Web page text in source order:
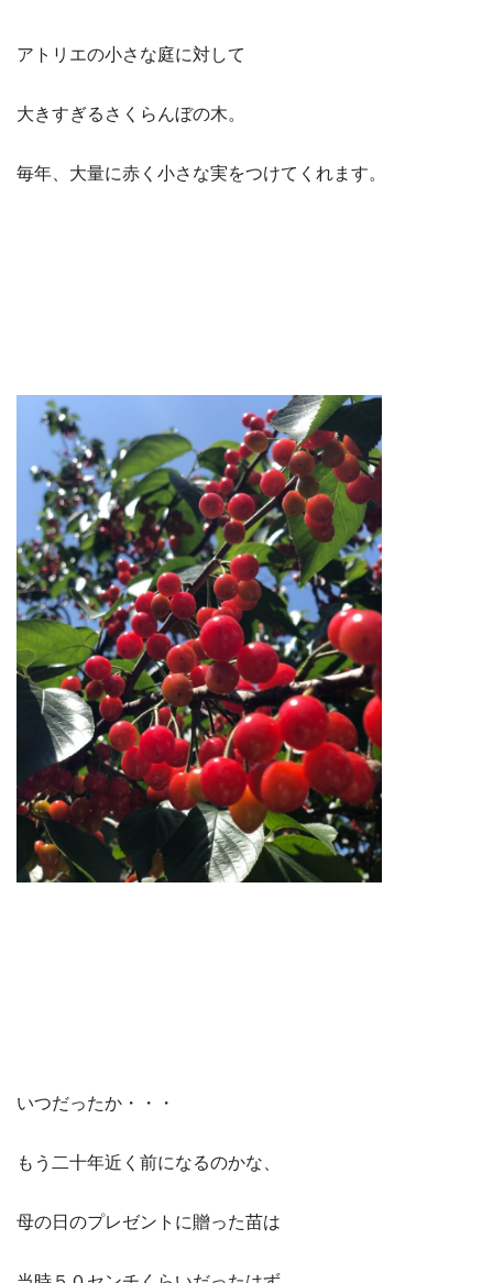
アトリエの小さな庭に対して
大きすぎるさくらんぼの木。
毎年、大量に赤く小さな実をつけてくれます。
いつだったか・・・
もう二十年近く前になるのかな、
母の日のプレゼントに贈った苗は